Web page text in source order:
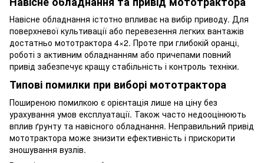
Навісне обладнання істотно впливає на вибір приводу. Для
поверхневої культивації або перевезення легких вантажів
достатньо мототрактора 4×2. Проте при глибокій оранці,
роботі з активним обладнанням або причепами повний
привід забезпечує кращу стабільність і контроль техніки.
Типові помилки при виборі мототрактора
Поширеною помилкою є орієнтація лише на ціну без
урахування умов експлуатації. Також часто недооцінюють
вплив ґрунту та навісного обладнання. Неправильний привід
мототрактора може знизити ефективність і прискорити
зношування вузлів.